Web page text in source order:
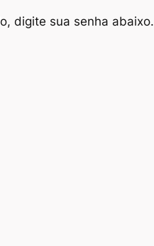
digite sua senha abaixo.